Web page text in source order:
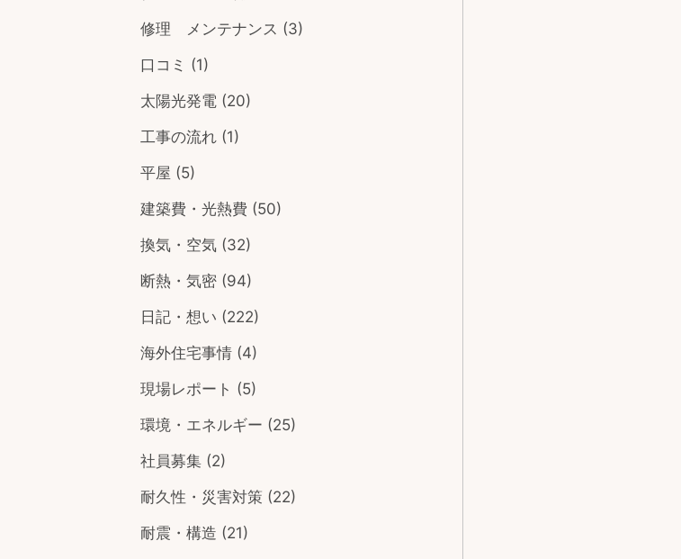
修理 メンテナンス (3)
口コミ (1)
太陽光発電 (20)
工事の流れ (1)
平屋 (5)
建築費・光熱費 (50)
換気・空気 (32)
断熱・気密 (94)
日記・想い (222)
海外住宅事情 (4)
現場レポート (5)
環境・エネルギー (25)
社員募集 (2)
耐久性・災害対策 (22)
耐震・構造 (21)